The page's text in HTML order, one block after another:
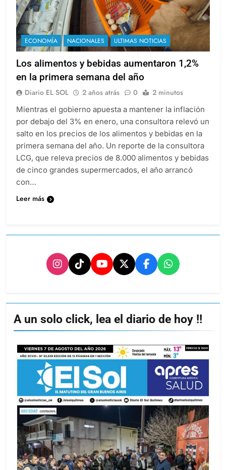
ECONOMÍA NACIONALES ULTIMAS NOTICIAS
Los alimentos y bebidas aumentaron 1,2%
en la primera semana del año
Diario EL SOL 2 años atrás 0 2 minutos
Mientras el gobierno apuesta a mantener la inflación
por debajo del 3% en enero, una consultora relevó un
salto en los precios de los alimentos y bebidas en la
primera semana del año. Un reporte de la consultora
LCG, que releva precios de 8.000 alimentos y bebidas
de cinco grandes supermercados, el año arrancó
con…
Leer más
A un solo click, lea el diario de hoy !!